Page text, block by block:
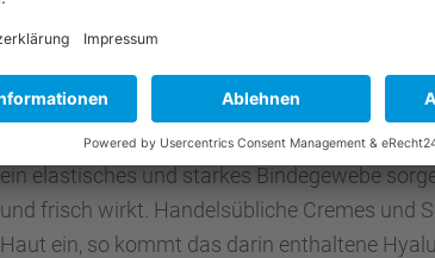
Dr. Nadja Zimmer: Unsere Exper­tin für Unter­sprit­zun­gen
ren.
lich
ein elasti­sches und starkes Binde­ge­webe
und frisch wirkt. Handels­üb­li­che Cremes und
Haut ein, so kommt das darin enthal­tene